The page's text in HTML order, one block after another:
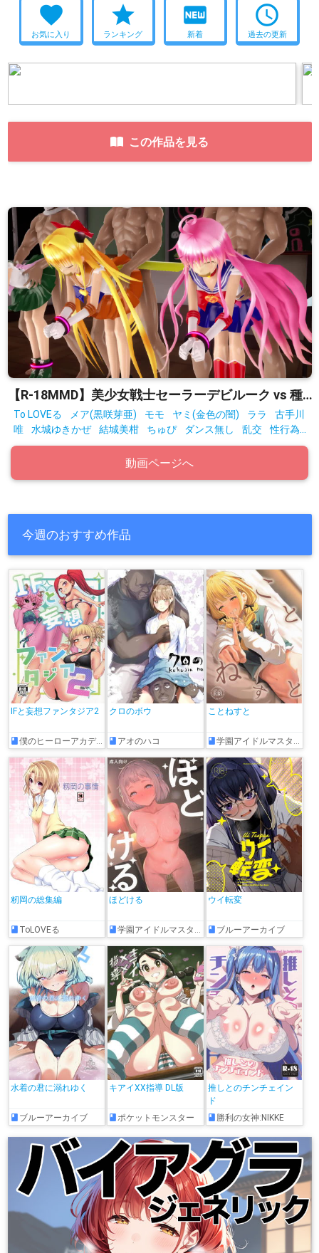
favorite
お気に入り
star
ランキング
fiber_new
新着
access_time
過去の更新
この作品を見る
【R-18MMD】美少女戦士セーラーデビルーク vs 種付けおじさん星人 After
To LOVEる メア(黒咲芽亜) モモ ヤミ(金色の闇) ララ
古手川
唯
水城ゆきかぜ 結城美柑 ちゅぴ ダンス無し 乱交
性行為
有り
拘束
動画ページへ
今週のおすすめ作品
IFと妄想ファンタジア2
僕のヒーローアカデミア
クロのボウ
アオのハコ
ことねすと
学園アイドルマスター
籾岡の総集編
ToLOVEる
ほどける
学園アイドルマスター
ウイ転変
ブルーアーカイブ
水着の君に溺れゆく
ブルーアーカイブ
キアイXX指導 DL版
ポケットモンスター
推しとのチンチェイン
ド
勝利の女神:NIKKE